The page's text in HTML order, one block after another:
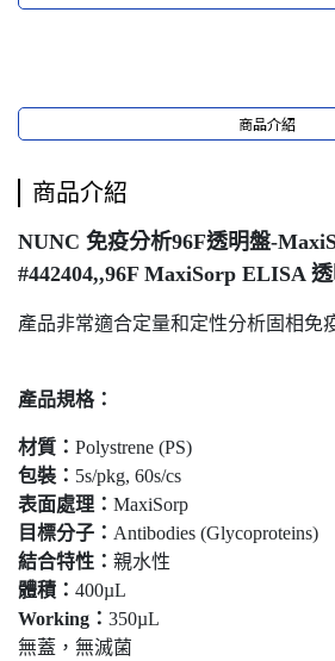
商品介紹
商品介紹
NUNC 免疫分析96F透明盤-
#442404,,96F MaxiSorp ELISA
產品非常適合定量和定性分析固相免
產品規格：
材質： Polystrene (PS)
包裝： 5s/pkg, 60s/cs
表面處理： MaxiSorp
目標分子： Antibodies (Glycoproteins)
結合特性： 親水性
體積： 400µL
Working： 350µL
無蓋，無滅菌